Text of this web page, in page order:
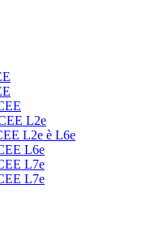
L2e
L2e è L6e
L6e
L7e
L7e